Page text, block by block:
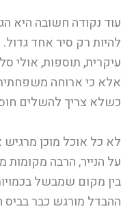
עוד נקודה חשובה היא
להיות רק סיר אחד
עיקרית, תוספות, אולי
אלא כי ארוחה
כשלא צריך להשלים
לא כל אוכל מוכן מרגיש
על הנייר, הרבה מקומות
בין מקום שמבשל
ההבדל מורגש כבר